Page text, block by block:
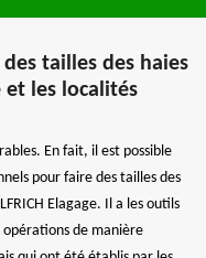
des tailles des haies
les localités
En fait, il est possible
pour faire des tailles des
Elagage. Il a les outils
de manière